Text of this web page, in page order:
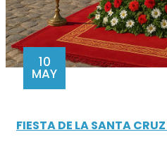
10
MAY
FIESTA DE LA SANTA